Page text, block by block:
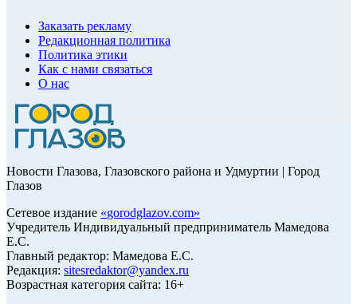
Заказать рекламу
Редакционная политика
Политика этики
Как с нами связаться
О нас
Новости Глазова, Глазовского района и Удмуртии | Город
Глазов
Сетевое издание «gorodglazov.com»
Учредитель Индивидуальный предприниматель Мамедова
Е.С.
Главный редактор: Мамедова Е.С.
Редакция: sitesredaktor@yandex.ru
Возрастная категория сайта: 16+